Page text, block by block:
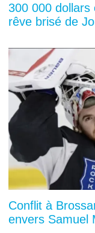
300 000
rêve brisé de
Conflit à
envers Samuel